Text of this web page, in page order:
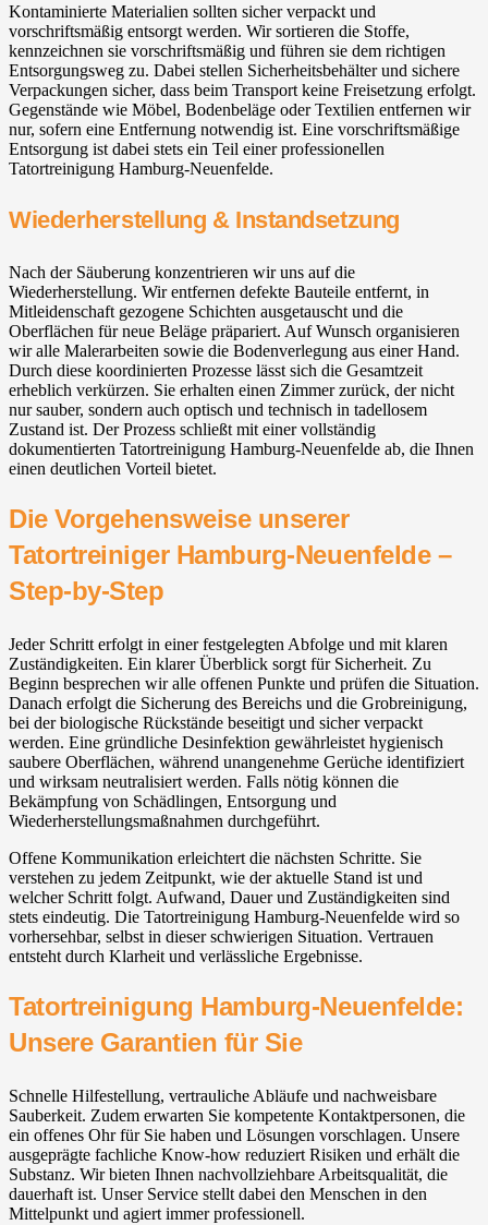
Kontaminierte Materialien sollten sicher verpackt und
vorschriftsmäßig entsorgt werden. Wir sortieren die Stoffe,
kennzeichnen sie vorschriftsmäßig und führen sie dem richtigen
Entsorgungsweg zu. Dabei stellen Sicherheitsbehälter und sichere
Verpackungen sicher, dass beim Transport keine Freisetzung erfolgt.
Gegenstände wie Möbel, Bodenbeläge oder Textilien entfernen wir
nur, sofern eine Entfernung notwendig ist. Eine vorschriftsmäßige
Entsorgung ist dabei stets ein Teil einer professionellen
Tatortreinigung Hamburg-Neuenfelde.
Wiederherstellung & Instandsetzung
Nach der Säuberung konzentrieren wir uns auf die
Wiederherstellung. Wir entfernen defekte Bauteile entfernt, in
Mitleidenschaft gezogene Schichten ausgetauscht und die
Oberflächen für neue Beläge präpariert. Auf Wunsch organisieren
wir alle Malerarbeiten sowie die Bodenverlegung aus einer Hand.
Durch diese koordinierten Prozesse lässt sich die Gesamtzeit
erheblich verkürzen. Sie erhalten einen Zimmer zurück, der nicht
nur sauber, sondern auch optisch und technisch in tadellosem
Zustand ist. Der Prozess schließt mit einer vollständig
dokumentierten Tatortreinigung Hamburg-Neuenfelde ab, die Ihnen
einen deutlichen Vorteil bietet.
Die Vorgehensweise unserer
Tatortreiniger Hamburg-Neuenfelde –
Step-by-Step
Jeder Schritt erfolgt in einer festgelegten Abfolge und mit klaren
Zuständigkeiten. Ein klarer Überblick sorgt für Sicherheit. Zu
Beginn besprechen wir alle offenen Punkte und prüfen die Situation.
Danach erfolgt die Sicherung des Bereichs und die Grobreinigung,
bei der biologische Rückstände beseitigt und sicher verpackt
werden. Eine gründliche Desinfektion gewährleistet hygienisch
saubere Oberflächen, während unangenehme Gerüche identifiziert
und wirksam neutralisiert werden. Falls nötig können die
Bekämpfung von Schädlingen, Entsorgung und
Wiederherstellungsmaßnahmen durchgeführt.
Offene Kommunikation erleichtert die nächsten Schritte. Sie
verstehen zu jedem Zeitpunkt, wie der aktuelle Stand ist und
welcher Schritt folgt. Aufwand, Dauer und Zuständigkeiten sind
stets eindeutig. Die Tatortreinigung Hamburg-Neuenfelde wird so
vorhersehbar, selbst in dieser schwierigen Situation. Vertrauen
entsteht durch Klarheit und verlässliche Ergebnisse.
Tatortreinigung Hamburg-Neuenfelde:
Unsere Garantien für Sie
Schnelle Hilfestellung, vertrauliche Abläufe und nachweisbare
Sauberkeit. Zudem erwarten Sie kompetente Kontaktpersonen, die
ein offenes Ohr für Sie haben und Lösungen vorschlagen. Unsere
ausgeprägte fachliche Know-how reduziert Risiken und erhält die
Substanz. Wir bieten Ihnen nachvollziehbare Arbeitsqualität, die
dauerhaft ist. Unser Service stellt dabei den Menschen in den
Mittelpunkt und agiert immer professionell.